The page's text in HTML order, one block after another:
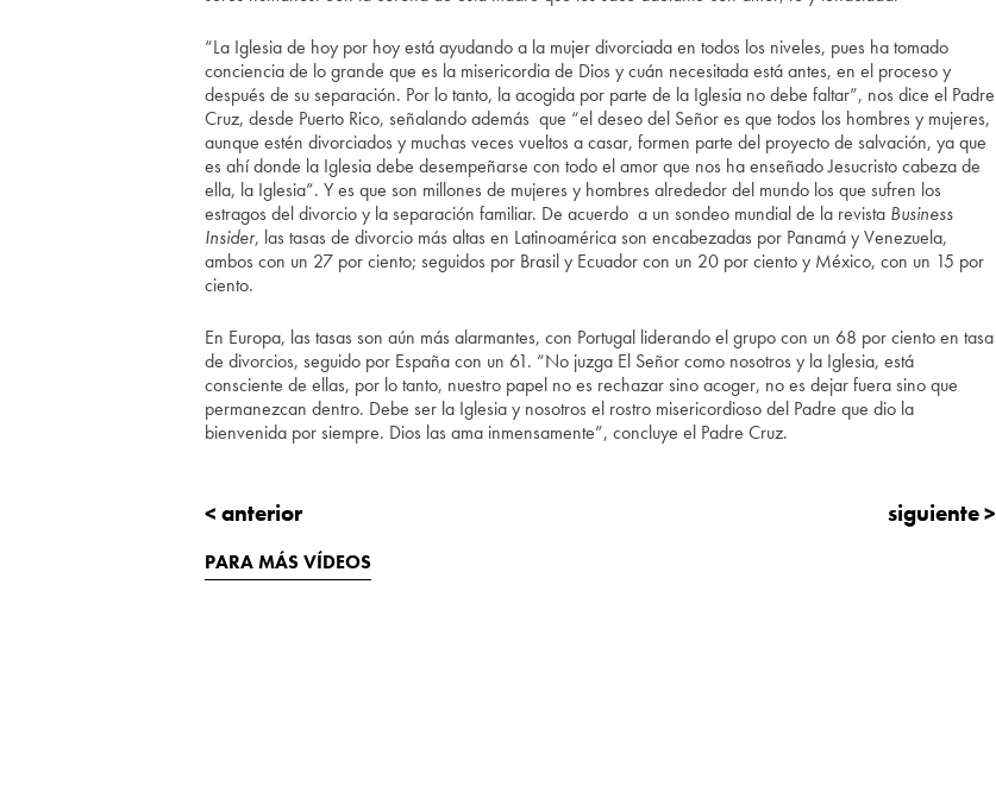
“La Iglesia de hoy por hoy está ayudando a la mujer divorciada en todos los niveles, pues ha tomado
conciencia de lo grande que es la misericordia de Dios y cuán necesitada está antes, en el proceso y
después de su separación. Por lo tanto, la acogida por parte de la Iglesia no debe faltar”, nos dice el Padre
Cruz, desde Puerto Rico, señalando además que “el deseo del Señor es que todos los hombres y mujeres,
aunque estén divorciados y muchas veces vueltos a casar, formen parte del proyecto de salvación, ya que
es ahí donde la Iglesia debe desempeñarse con todo el amor que nos ha enseñado Jesucristo cabeza de
ella, la Iglesia”. Y es que son millones de mujeres y hombres alrededor del mundo los que sufren los
estragos del divorcio y la separación familiar. De acuerdo a un sondeo mundial de la revista Business
Insider, las tasas de divorcio más altas en Latinoamérica son encabezadas por Panamá y Venezuela,
ambos con un 27 por ciento; seguidos por Brasil y Ecuador con un 20 por ciento y México, con un 15 por
ciento.
En Europa, las tasas son aún más alarmantes, con Portugal liderando el grupo con un 68 por ciento en tasa
de divorcios, seguido por España con un 61. “No juzga El Señor como nosotros y la Iglesia, está
consciente de ellas, por lo tanto, nuestro papel no es rechazar sino acoger, no es dejar fuera sino que
permanezcan dentro. Debe ser la Iglesia y nosotros el rostro misericordioso del Padre que dio la
bienvenida por siempre. Dios las ama inmensamente”, concluye el Padre Cruz.
< anterior siguiente >
PARA MÁS VÍDEOS